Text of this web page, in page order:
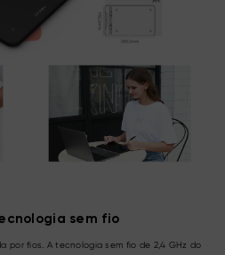
sem fio
por fios. A tecnologia sem fio de 2,4 GHz do